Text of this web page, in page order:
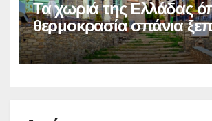
Τα χωριά της Ελλάδας
θερμοκρασία σπάνια
τους 28°C το καλοκαίρι